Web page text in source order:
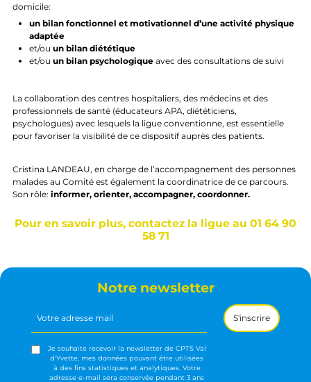
domicile:
un bilan fonctionnel et motivationnel d’une activité physique
adaptée
et/ou un bilan diététique
et/ou un bilan psychologique avec des consultations de suivi
La collaboration des centres hospitaliers, des médecins et des
professionnels de santé (éducateurs APA, diététiciens,
psychologues) avec lesquels la ligue conventionne, est essentielle
pour favoriser la visibilité de ce dispositif auprès des patients.
Cristina LANDEAU, en charge de l’accompagnement des personnes
malades au Comité est également la coordinatrice de ce parcours.
Son rôle: informer, orienter, accompagner, coordonner.
Pour en savoir plus, contactez la ligue au 01 64 90
58 71
Notre newsletter
mail
(Nécessaire)
Je souhaite recevoir la newsletter de CPTS Val
d'Yvette, mes données pouvant être utilisées
à des fins statistiques et analytiques. Votre
adresse e-mail sera conservée pendant 3 ans